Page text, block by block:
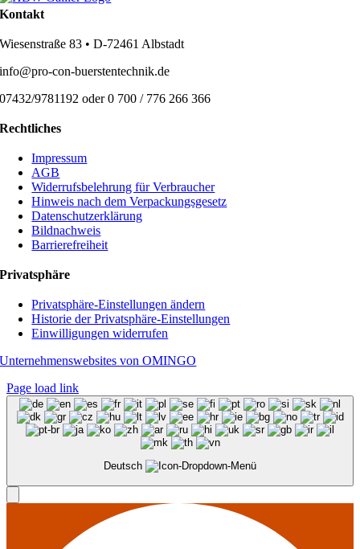
Kontakt
Wiesenstraße 83 • D-72461 Albstadt
info@pro-con-buerstentechnik.de
07432/9781192 oder 0 700 / 776 266 366
Rechtliches
Impressum
AGB
Widerrufsbelehrung für Verbraucher
Hinweis nach dem Verpackungsgesetz
Datenschutzerklärung
Bildnachweis
Barrierefreiheit
Privatsphäre
Privatsphäre-Einstellungen ändern
Historie der Privatsphäre-Einstellungen
Einwilligungen widerrufen
Unternehmenswebsites von OMINGO
Page load link
Deutsch